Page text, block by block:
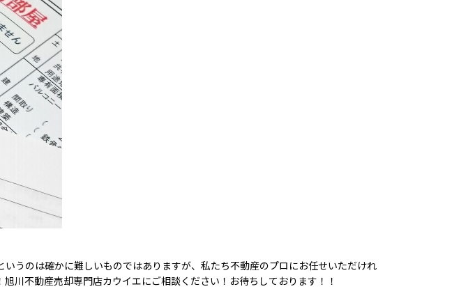
うのは確かに難しいものではありますが、私たち不動産のプロにお任せいただけれ
川不動産売却専門店カウイエにご相談ください！お待ちしております！！